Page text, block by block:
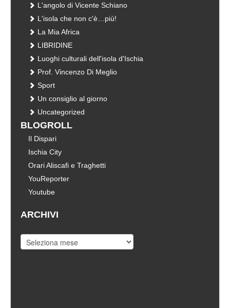
L'angolo di Vicente Schiano
L'isola che non c'è…più!
La Mia Africa
LIBRIDINE
Luoghi culturali dell'isola d'Ischia
Prof. Vincenzo Di Meglio
Sport
Un consiglio al giorno
Uncategorized
BLOGROLL
Il Dispari
Ischia City
Orari Aliscafi e Traghetti
YouReporter
Youtube
ARCHIVI